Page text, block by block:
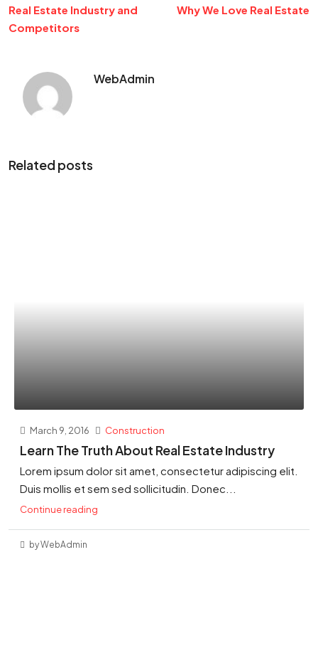
Real Estate Industry and
Competitors
Why We Love Real Estate
WebAdmin
Related posts
March 9, 2016 Construction
Learn The Truth About Real Estate Industry
Lorem ipsum dolor sit amet, consectetur adipiscing elit.
Duis mollis et sem sed sollicitudin. Donec...
Continue reading
by WebAdmin